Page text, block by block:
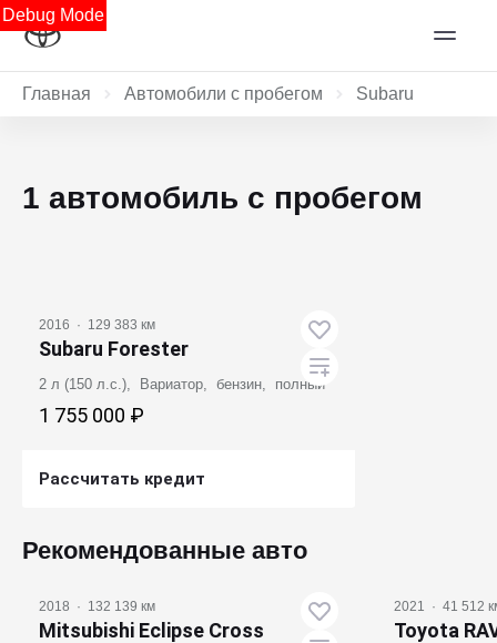
Debug Mode
Главная Автомобили с пробегом Subaru
1 автомобиль с пробегом
2016 · 129 383 км
Subaru Forester
2 л (150 л.с.), Вариатор, бензин, полный
1 755 000 ₽
Рассчитать кредит
Рекомендованные авто
2018 · 132 139 км
Mitsubishi Eclipse Cross
2021 · 41 512
Toyota